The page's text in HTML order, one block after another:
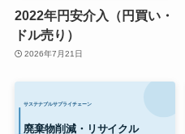
2022年円安介入（円買い・
ドル売り）
2026年7月21日